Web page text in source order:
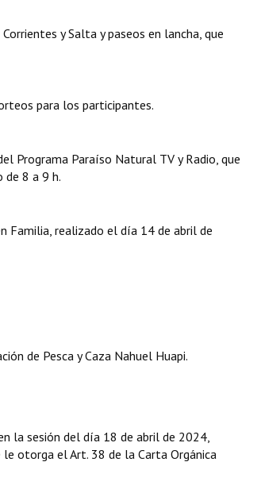
y Salta y paseos en lancha, que
para los participantes.
Programa Paraíso Natural TV y Radio, que
de 8 a 9 h.
Familia, realizado el día 14 de abril de
de Pesca y Caza Nahuel Huapi.
la sesión del día 18 de abril de 2024,
otorga el Art. 38 de la Carta Orgánica